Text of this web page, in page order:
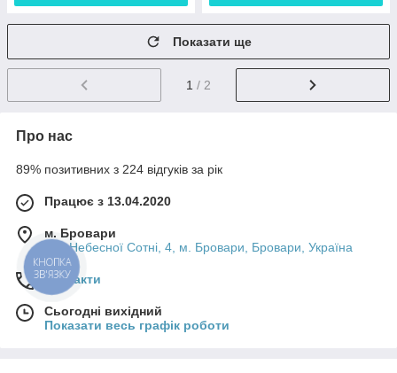
Показати ще
1 / 2
Про нас
89% позитивних з 224 відгуків за рік
Працює з 13.04.2020
м. Бровари
Вул Небесної Сотні, 4, м. Бровари, Бровари, Україна
Контакти
Сьогодні вихідний
Показати весь графік роботи
КНОПКА
ЗВ'ЯЗКУ